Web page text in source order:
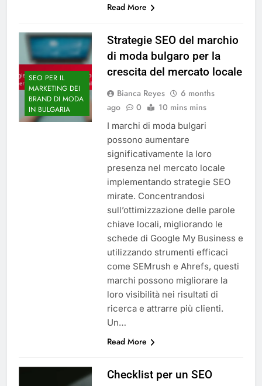
Read More
SEO PER IL
MARKETING DEI
BRAND DI MODA
IN BULGARIA
Strategie SEO del marchio
di moda bulgaro per la
crescita del mercato locale
Bianca Reyes
6 months
ago
0 10 mins mins
I marchi di moda bulgari
possono aumentare
significativamente la loro
presenza nel mercato locale
implementando strategie SEO
mirate. Concentrandosi
sull’ottimizzazione delle parole
chiave locali, migliorando le
schede di Google My Business e
utilizzando strumenti efficaci
come SEMrush e Ahrefs, questi
marchi possono migliorare la
loro visibilità nei risultati di
ricerca e attrarre più clienti.
Un…
Read More
Checklist per un SEO